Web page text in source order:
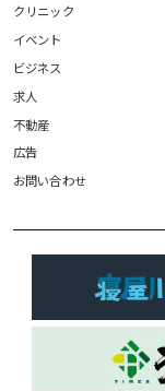
クリニック
イベント
ビジネス
求人
不動産
広告
お問い合わせ